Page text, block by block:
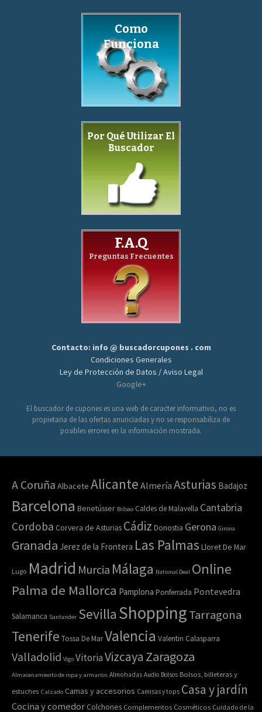
Como
Funciona
Por Qué Utilizar El
Buscador
F.A.Q
Preguntas Frecuentes
Contacto: info @ buscadorcupones . com
Condiciones Generales
Ley de Protección de Datos / Aviso Legal
Google+
El buscador de cupones es una web de caracter informativo, no es
propietaria de las ofertas anunciadas y no se responsabiliza de
posibles errores en la información mostrada.
A Coruña Albacete Alicante Almería Asturias Badajoz
Barcelona Benetússer Bilbao Caldes de Malavella Cantabria
Cordoba Corvera de Asturias Cádiz Donostia Gerona Girona
Granada Jerez de la Frontera Las Palmas Lloret De Mar
Lugo Madrid Murcia Málaga National Deal Online
Palma de Mallorca Pamplona Ponferrada Pontevedra
Salamanca Santander Sevilla ShoppingTarragona
Tenerife Tossa De MarValencia Valentin Calasparra
Valladolid Vigo VitoriaVizcaya Zaragoza
Almacenamiento de ropa y armarios Almohadas Audio Bolsos Bolsos, billeteras y
estuches Calzado Camas y accesorios Camisas y tops Casa y jardín
Cocina y comedor Colchones Complementos Cosméticos Cuidado de la